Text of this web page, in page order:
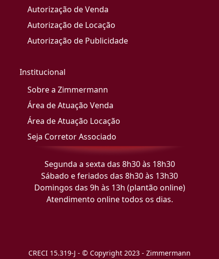
Autorização de Venda
Autorização de Locação
Autorização de Publicidade
Institucional
Sobre a Zimmermann
Área de Atuação Venda
Área de Atuação Locação
Seja Corretor Associado
Segunda a sexta das 8h30 às 18h30
Sábado e feriados das 8h30 às 13h30
Domingos das 9h às 13h (plantão online)
Atendimento online todos os dias.
CRECI 15.319-J - © Copyright 2023 - Zimmermann